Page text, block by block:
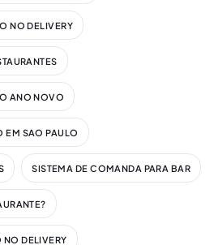
NO DELIVERY
ANO NOVO
EM SAO PAULO
SISTEMA DE COMANDA PARA BAR
NO DELIVERY